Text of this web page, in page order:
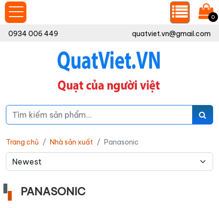
0
0934 006 449 quatviet.vn@gmail.com
Trang chủ Nhà sản xuất Panasonic
PANASONIC